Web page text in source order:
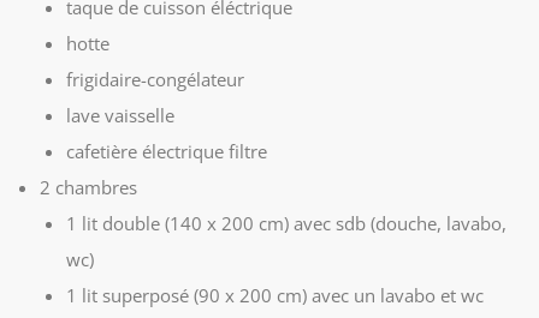
taque de cuisson éléctrique
hotte
frigidaire-congélateur
lave vaisselle
cafetière électrique filtre
2 chambres
1 lit double (140 x 200 cm) avec sdb (douche, lavabo,
wc)
1 lit superposé (90 x 200 cm) avec un lavabo et wc